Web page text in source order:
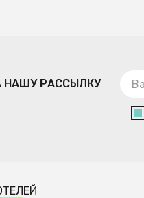
НАШУ РАССЫЛКУ